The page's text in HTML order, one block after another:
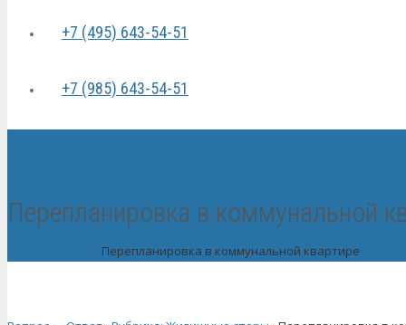
+7 (495) 643-54-51
+7 (985) 643-54-51
Перепланировка в коммунальной
Перепланировка в коммунальной квартире